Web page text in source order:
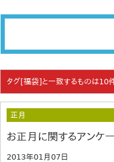
タグ[福袋]と一致するものは10
正月
お正月に関するアンケ
2013年01月07日